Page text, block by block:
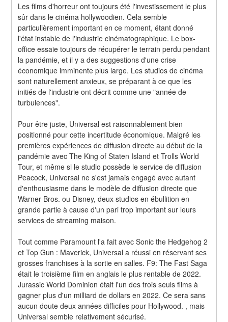
Les films d'horreur ont toujours été l'investissement le plus
sûr dans le cinéma hollywoodien. Cela semble
particulièrement important en ce moment, étant donné
l'état instable de l'industrie cinématographique. Le box-
office essaie toujours de récupérer le terrain perdu pendant
la pandémie, et il y a des suggestions d'une crise
économique imminente plus large. Les studios de cinéma
sont naturellement anxieux, se préparant à ce que les
initiés de l'industrie ont décrit comme une "année de
turbulences".
Pour être juste, Universal est raisonnablement bien
positionné pour cette incertitude économique. Malgré les
premières expériences de diffusion directe au début de la
pandémie avec The King of Staten Island et Trolls World
Tour, et même si le studio possède le service de diffusion
Peacock, Universal ne s'est jamais engagé avec autant
d'enthousiasme dans le modèle de diffusion directe que
Warner Bros. ou Disney, deux studios en ébullition en
grande partie à cause d'un pari trop important sur leurs
services de streaming maison.
Tout comme Paramount l'a fait avec Sonic the Hedgehog 2
et Top Gun : Maverick, Universal a réussi en réservant ses
grosses franchises à la sortie en salles. F9: The Fast Saga
était le troisième film en anglais le plus rentable de 2022.
Jurassic World Dominion était l'un des trois seuls films à
gagner plus d'un milliard de dollars en 2022. Ce sera sans
aucun doute deux années difficiles pour Hollywood. , mais
Universal semble relativement sécurisé.